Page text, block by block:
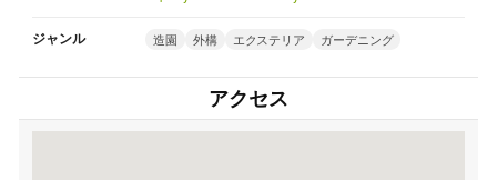
ジャンル 造園 外構 エクステリア ガーデニング
アクセス